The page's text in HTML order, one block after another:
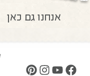
אנחנו גם כאן